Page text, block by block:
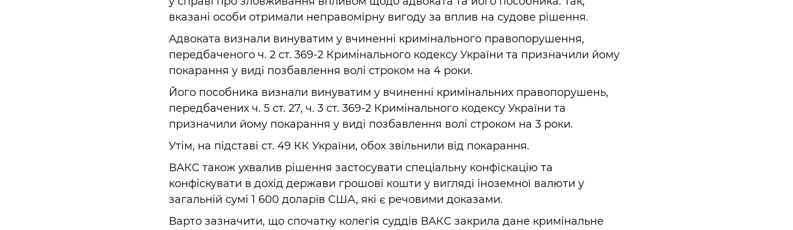
вказані особи отримали неправомірну вигоду за вплив на судове рішення.
Адвоката визнали винуватим у вчиненні кримінального правопорушення,
передбаченого ч. 2 ст. 369-2 Кримінального кодексу України та призначили йому
покарання у виді позбавлення волі строком на 4 роки.
Його пособника визнали винуватим у вчиненні кримінальних правопорушень,
передбачених ч. 5 ст. 27, ч. 3 ст. 369-2 Кримінального кодексу України та
призначили йому покарання у виді позбавлення волі строком на 3 роки.
Утім, на підставі ст. 49 КК України, обох звільнили від покарання.
ВАКС також ухвалив рішення застосувати спеціальну конфіскацію та
конфіскувати в дохід держави грошові кошти у вигляді іноземної валюти у
загальній сумі 1 600 доларів США, які є речовими доказами.
Варто зазначити, що спочатку колегія суддів ВАКС закрила дане кримінальне